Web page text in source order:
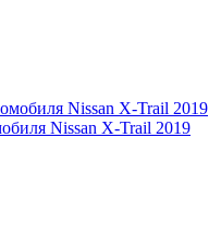
Nissan X-Trail 2019